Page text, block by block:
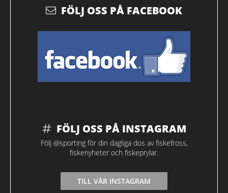
FÖLJ OSS PÅ FACEBOOK
FÖLJ OSS PÅ INSTAGRAM
Följ @sporting för din dagliga dos av fiskefross,
fiskenyheter och fiskeprylar.
TILL VÅR INSTAGRAM